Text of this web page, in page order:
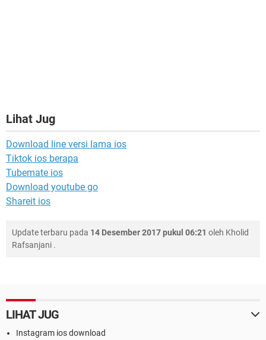
Lihat Jug
Download line versi lama ios
Tiktok ios berapa
Tubemate ios
Download youtube go
Shareit ios
Update terbaru pada 14 Desember 2017 pukul 06:21 oleh Kholid
Rafsanjani .
LIHAT JUG
Instagram ios download